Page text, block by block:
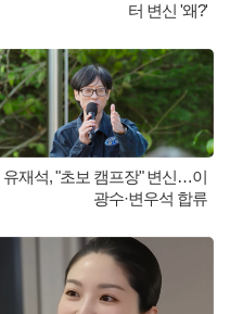
터 변신 '왜?'
유재석, "초보 캠프장" 변신…이
광수·변우석 합류